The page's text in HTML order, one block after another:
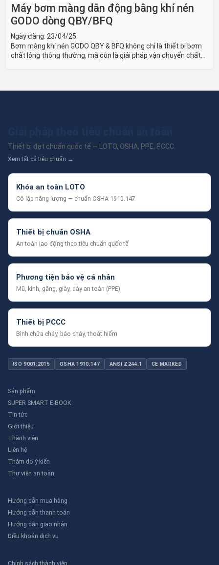
Máy bơm màng dẫn động bằng khí nén
GODO dòng QBY/BFQ
Ngày đăng: 23/04/25
Bơm màng khí nén GODO QBY & BFQ không chỉ là thiết bị bơm
chất lỏng thông thường, mà còn là giải pháp vận chuyển chất
Thiết bị đạt chuẩn quốc tế — LOTO, OSHA, PPE, PCCC.
Xem tất cả tiêu chuẩn →
Khóa an toàn LOTO
Cô lập năng lượng — chuẩn OSHA 1910.147
Thiết bị chuẩn OSHA
An toàn lao động theo tiêu chuẩn quốc tế
Phương tiện bảo vệ cá nhân
Mũ, kính, găng, giày, dây an toàn (PPE)
Thiết bị PCCC
Bình chữa cháy, báo cháy, thoát hiểm
ISO 9001:2015 OSHA 1910.147 ANSI Z244.1 CE MARKED
Sản phẩm
SUPER SMART E-BOOK
Tin tức
Giới thiệu
Thành viên
Liên hệ
Thăm dò ý kiến
Thư viên an toàn
Hướng dẫn mua hàng
Hướng dẫn thanh toán
Hướng dẫn giao nhận
Điều khoản dịch vụ
Chính sách thành viên